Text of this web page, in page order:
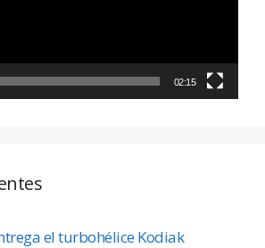
02:15
el turbohélice Kodiak